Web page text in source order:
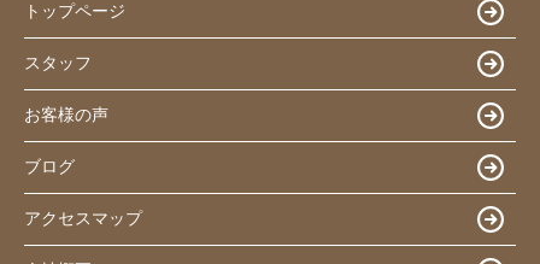
トップページ
スタッフ
お客様の声
ブログ
アクセスマップ